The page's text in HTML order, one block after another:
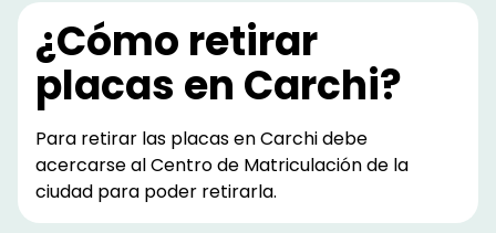
¿Cómo retirar
placas en Carchi?
Para retirar las placas en Carchi debe
acercarse al Centro de Matriculación de la
ciudad para poder retirarla.